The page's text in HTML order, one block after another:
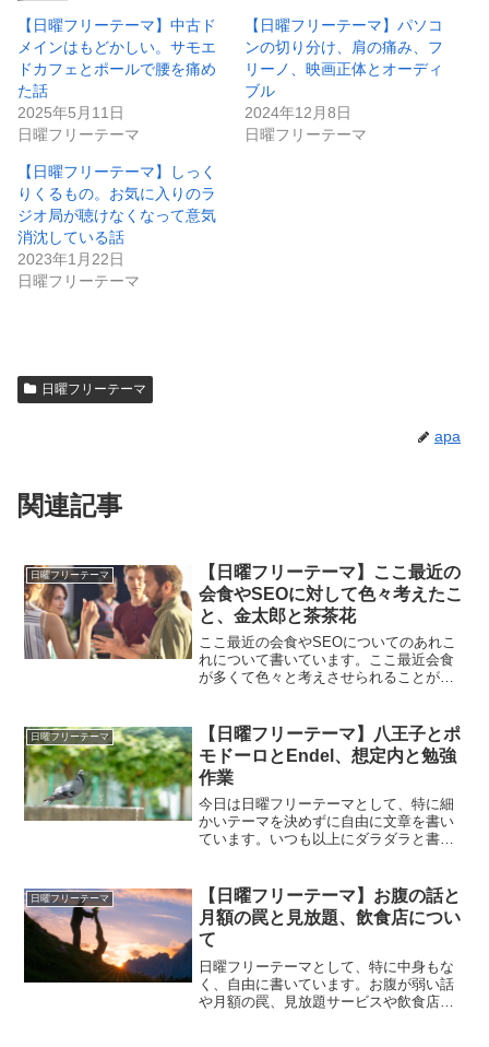
【日曜フリーテーマ】中古ド
メインはもどかしい。サモエ
ドカフェとポールで腰を痛め
た話
2025年5月11日
日曜フリーテーマ
【日曜フリーテーマ】パソコ
ンの切り分け、肩の痛み、フ
リーノ、映画正体とオーディ
ブル
2024年12月8日
日曜フリーテーマ
【日曜フリーテーマ】しっく
りくるもの。お気に入りのラ
ジオ局が聴けなくなって意気
消沈している話
2023年1月22日
日曜フリーテーマ
日曜フリーテーマ
apa
関連記事
日曜フリーテーマ
【日曜フリーテーマ】ここ最近の
会食やSEOに対して色々考えたこ
と、金太郎と茶茶花
ここ最近の会食やSEOについてのあれこ
れについて書いています。ここ最近会食
が多くて色々と考えさせられることが多
が、お時間のある方は読んでみてくださ
い。
日曜フリーテーマ
【日曜フリーテーマ】八王子とポ
モドーロとEndel、想定内と勉強
作業
今日は日曜フリーテーマとして、特に細
かいテーマを決めずに自由に文章を書い
ています。いつも以上にダラダラと書い
す。
日曜フリーテーマ
【日曜フリーテーマ】お腹の話と
月額の罠と見放題、飲食店につい
て
日曜フリーテーマとして、特に中身もな
く、自由に書いています。お腹が弱い話
や月額の罠、見放題サービスや飲食店な